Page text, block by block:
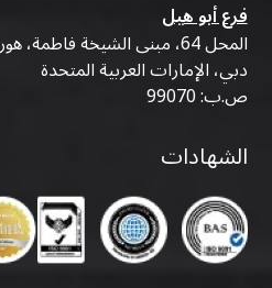
فرع أبو هيل
المحل 64، مبنى الشيخة
دبي، الإمارات العربية المتحدة
ص.ب: 99070
الشهادات